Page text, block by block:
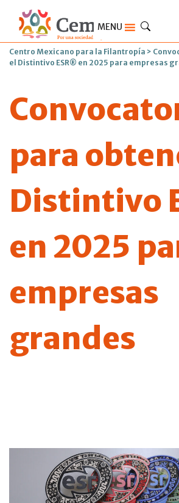
MENU
Centro Mexicano para la Filantropía >
el Distintivo ESR® en 2025 para empresas
para
Distintivo
en 2025
empresas
grandes